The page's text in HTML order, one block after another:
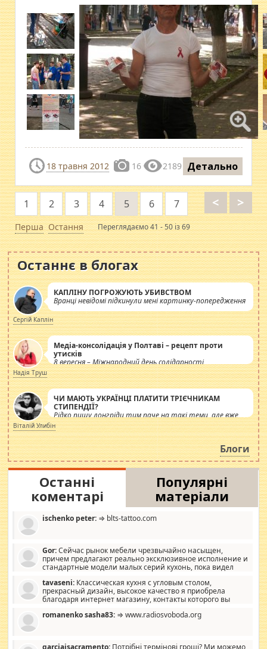
18 травня 2012 16 2189 Детально
Перша
<
1 2 3 4 5 6 7 >
Остання Переглядаємо 41 - 50 із 69
Останнє в блогах
КАПЛІНУ ПОГРОЖУЮТЬ УБИВСТВОМ
Вранці невідомі підкинули мені картинку-попередження
Сергій Каплін
Медіа-консолідація у Полтаві – рецепт проти
утисків
8 вересня – Міжнародний день солідарності
журналістів.
Надія Труш
ЧИ МАЮТЬ УКРАЇНЦІ ПЛАТИТИ ТРІЄЧНИКАМ
СТИПЕНДІЇ?
Рідко пишу лонгріди тим паче на такі теми, але вже
просто дістало! Обурюють сьогоднішні інсенуації
навколо стипендіального питання. Штучно
роздувається ще одна соціальна катастрофа.
Віталій Улибін
Блоги
Останні
коментарі
Популярні
матеріали
ischenko peter: ⇒ blts-tattoo.com
Gor:Сейчас рынок мебели чрезвычайно насыщен,
причем предлагают реально эксклюзивное исполнение и
стандартные модели малых серий кухонь, пока видел
стандартные формы, в MebelOk, креативненько и что главное -
со вкусом все в порядке, без ненужных наворотов удорожающих
мебель, а это не последний фактор.
tavaseni: Классическая кухня с угловым столом,
прекрасный дизайн, высокое качество я приобрела
благодаря интернет магазину, контакты которого вы
romanenko sasha83: ⇒ www.radiosvoboda.org
garciajsacramento: Потрібні термінові гроші? Ми можемо